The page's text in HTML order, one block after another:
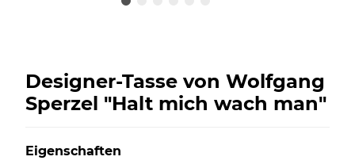
Designer-Tasse von Wolfgang
Sperzel "Halt mich wach man"
Eigenschaften